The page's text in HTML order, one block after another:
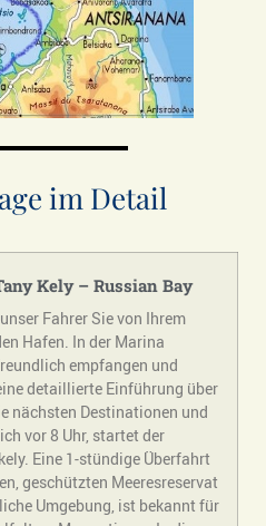
im Detail
Kely– Russian Bay
Fahrer Sie von Ihrem
Hafen. In der Marina
empfangen und
detaillierte Einführung über
nächsten Destinationen und
vor 8 Uhr, startet der
Eine 1-stündige Überfahrt
geschützten Meeresreservat
Umgebung, ist bekannt für